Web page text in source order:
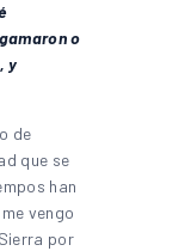
o
y
de
que se
han
vengo
por